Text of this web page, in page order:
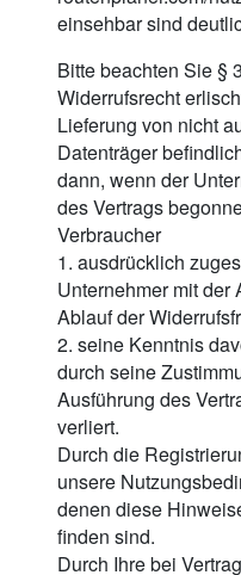
einsehbar sind
Bitte beachten Sie §
Widerrufsrecht
Lieferung von nicht
Datenträger
dann, wenn der
des Vertrags
Verbraucher
1. ausdrücklich
Unternehmer mit der
Ablauf der
2. seine Kenntnis
durch seine
Ausführung des
verliert.
Durch die
unsere
denen diese
finden sind.
Durch Ihre bei